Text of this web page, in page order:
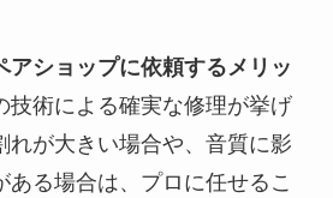
アショップに依頼するメリッ
技術による確実な修理が挙げ
れが大きい場合や、音質に影
ある場合は、プロに任せるこ